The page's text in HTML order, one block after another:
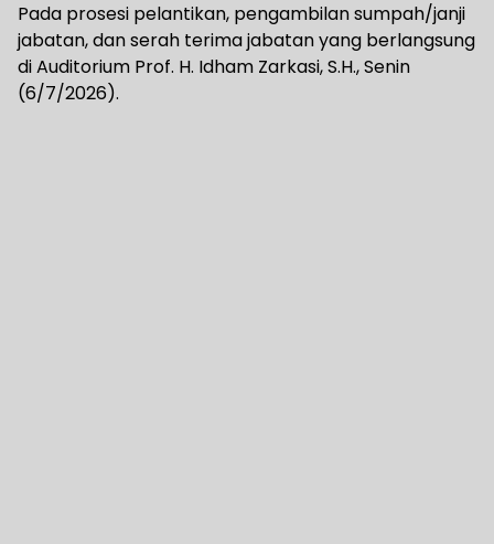
Pada prosesi pelantikan, pengambilan sumpah/janji
jabatan, dan serah terima jabatan yang berlangsung
di Auditorium Prof. H. Idham Zarkasi, S.H., Senin
(6/7/2026).